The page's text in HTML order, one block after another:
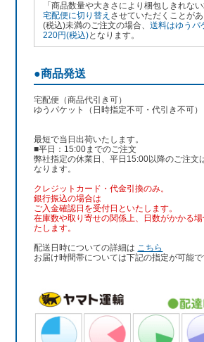
「商品数量や大きさにより梱包しきれない
宅配便に切り替え させていただくことが
(税込)未満のご注文の場合、送料はゆうパ
220円(税込)となります。
●商品発送
宅配便（商品代引き可）
ゆうパケット（日時指定不可・代引き不可）
最短で当日出荷いたします。
■平日：15:00までのご注文
弊社指定の休業日、平日15:00以降のご注文
なります。
クレジットカード・代金引換のみ。
銀行振込の場合は
ご入金確認日を受付日といたします。
在庫数や取り寄せの関係上、日数がかかる
たします。
配送日時についての詳細は こちら
お届け時間帯については下記の指定が可能で